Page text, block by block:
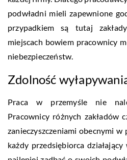
podwładni mieli zapewnione
przypadkiem są tutaj
miejscach bowiem pracownicy
niebezpieczeństw.
Zdolność
Praca w przemyśle nie
Pracownicy różnych zakładów
zanieczyszczeniami obecnymi
każdy przedsiębiorca